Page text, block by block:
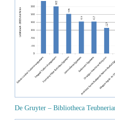
De Gruyter – Bibliotheca